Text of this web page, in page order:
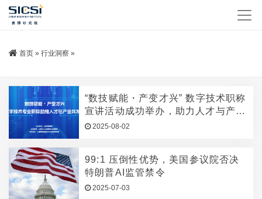
首页 » 行业洞察 »
“数技赋能・产变才兴” 数字技术职称
宣讲活动成功举办，助力人才与产业
共发展
2025-08-02
99:1 压倒性优势，美国参议院否决
特朗普AI监管禁令
2025-07-03